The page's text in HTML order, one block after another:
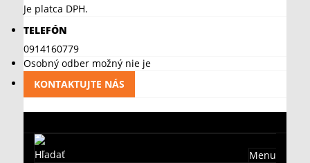
Je platca DPH.
TELEFÓN
0914160779
Osobný odber možný nie je
KONTAKTUJTE NÁS
Menu
Hľadať